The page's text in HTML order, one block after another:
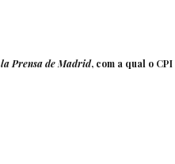
Prensa de Madrid, com a qual o